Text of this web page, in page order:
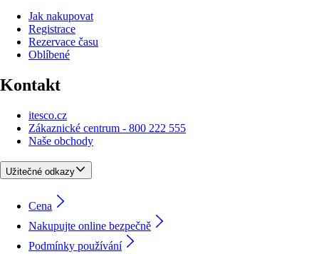
Jak nakupovat
Registrace
Rezervace času
Oblíbené
Kontakt
itesco.cz
Zákaznické centrum - 800 222 555
Naše obchody
Užitečné odkazy
Cena
Nakupujte online bezpečně
Podmínky používání